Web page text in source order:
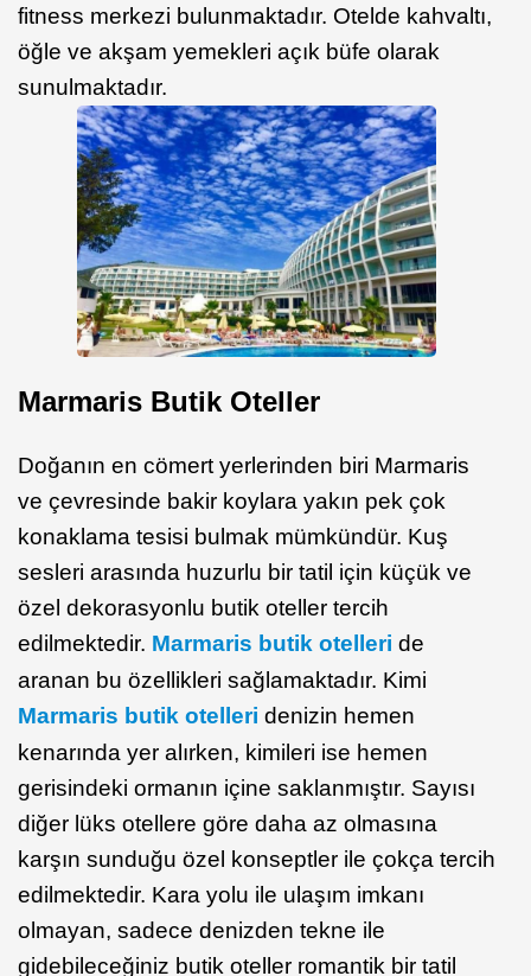
fitness merkezi bulunmaktadır. Otelde kahvaltı,
öğle ve akşam yemekleri açık büfe olarak
sunulmaktadır.
Marmaris Butik Oteller
Doğanın en cömert yerlerinden biri Marmaris
ve çevresinde bakir koylara yakın pek çok
konaklama tesisi bulmak mümkündür. Kuş
sesleri arasında huzurlu bir tatil için küçük ve
özel dekorasyonlu butik oteller tercih
edilmektedir. Marmaris butik otelleri de
aranan bu özellikleri sağlamaktadır. Kimi
Marmaris butik otelleri denizin hemen
kenarında yer alırken, kimileri ise hemen
gerisindeki ormanın içine saklanmıştır. Sayısı
diğer lüks otellere göre daha az olmasına
karşın sunduğu özel konseptler ile çokça tercih
edilmektedir. Kara yolu ile ulaşım imkanı
olmayan, sadece denizden tekne ile
gidebileceğiniz butik oteller romantik bir tatil